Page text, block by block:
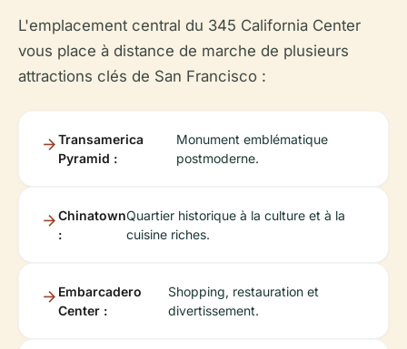
L'emplacement central du 345 California Center
vous place à distance de marche de plusieurs
attractions clés de San Francisco :
Transamerica
Pyramid :
Monument emblématique
postmoderne.
Chinatown
:
Quartier historique à la culture et à la
cuisine riches.
Embarcadero
Center :
Shopping, restauration et
divertissement.